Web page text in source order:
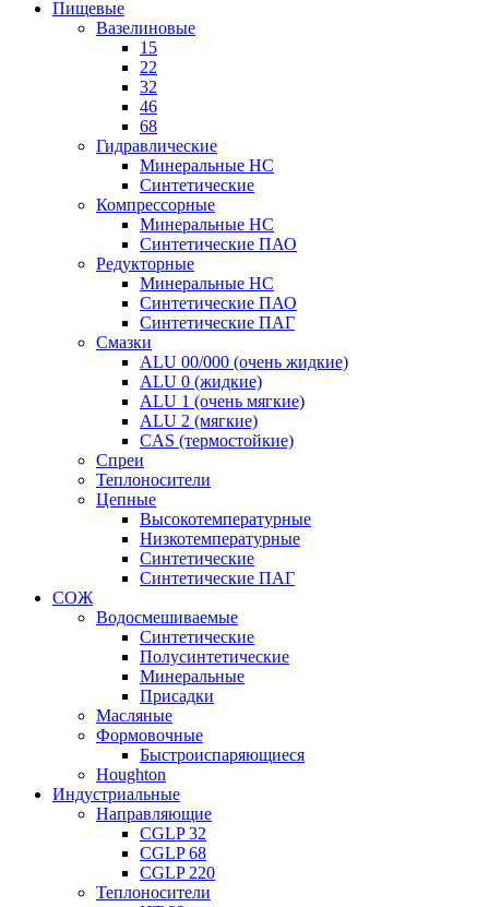
Пищевые
Вазелиновые
15
22
32
46
68
Гидравлические
Минеральные HC
Синтетические
Компрессорные
Минеральные HC
Синтетические ПАО
Редукторные
Минеральные HC
Синтетические ПАО
Синтетические ПАГ
Смазки
ALU 00/000 (очень жидкие)
ALU 0 (жидкие)
ALU 1 (очень мягкие)
ALU 2 (мягкие)
CAS (термостойкие)
Спреи
Теплоносители
Цепные
Высокотемпературные
Низкотемпературные
Синтетические
Синтетические ПАГ
СОЖ
Водосмешиваемые
Синтетические
Полусинтетические
Минеральные
Присадки
Масляные
Формовочные
Быстроиспаряющиеся
Houghton
Индустриальные
Направляющие
CGLP 32
CGLP 68
CGLP 220
Теплоносители